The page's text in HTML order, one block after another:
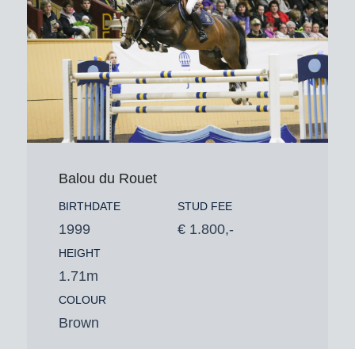
Balou du Rouet
BIRTHDATE
1999
HEIGHT
1.71m
COLOUR
Brown
STUD FEE
€ 1.800,-